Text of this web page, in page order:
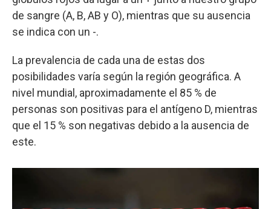
de sangre (A, B, AB y O), mientras que su ausencia
se indica con un -.
La prevalencia de cada una de estas dos
posibilidades varía según la región geográfica. A
nivel mundial, aproximadamente el 85 % de
personas son positivas para el antígeno D, mientras
que el 15 % son negativas debido a la ausencia de
este.